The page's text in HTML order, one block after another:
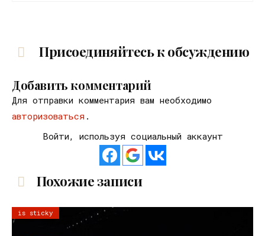
Присоединяйтесь к обсуждению
Добавить комментарий
Для отправки комментария вам необходимо
авторизоваться .
Войти, используя социальный аккаунт
Похожие записи
is sticky